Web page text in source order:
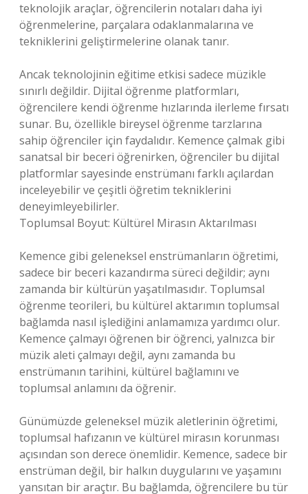
teknolojik araçlar, öğrencilerin notaları daha iyi
öğrenmelerine, parçalara odaklanmalarına ve
tekniklerini geliştirmelerine olanak tanır.
Ancak teknolojinin eğitime etkisi sadece müzikle
sınırlı değildir. Dijital öğrenme platformları,
öğrencilere kendi öğrenme hızlarında ilerleme fırsatı
sunar. Bu, özellikle bireysel öğrenme tarzlarına
sahip öğrenciler için faydalıdır. Kemence çalmak gibi
sanatsal bir beceri öğrenirken, öğrenciler bu dijital
platformlar sayesinde enstrümanı farklı açılardan
inceleyebilir ve çeşitli öğretim tekniklerini
deneyimleyebilirler.
Toplumsal Boyut: Kültürel Mirasın Aktarılması
Kemence gibi geleneksel enstrümanların öğretimi,
sadece bir beceri kazandırma süreci değildir; aynı
zamanda bir kültürün yaşatılmasıdır. Toplumsal
öğrenme teorileri, bu kültürel aktarımın toplumsal
bağlamda nasıl işlediğini anlamamıza yardımcı olur.
Kemence çalmayı öğrenen bir öğrenci, yalnızca bir
müzik aleti çalmayı değil, aynı zamanda bu
enstrümanın tarihini, kültürel bağlamını ve
toplumsal anlamını da öğrenir.
Günümüzde geleneksel müzik aletlerinin öğretimi,
toplumsal hafızanın ve kültürel mirasın korunması
açısından son derece önemlidir. Kemence, sadece bir
enstrüman değil, bir halkın duygularını ve yaşamını
yansıtan bir araçtır. Bu bağlamda, öğrencilere bu tür